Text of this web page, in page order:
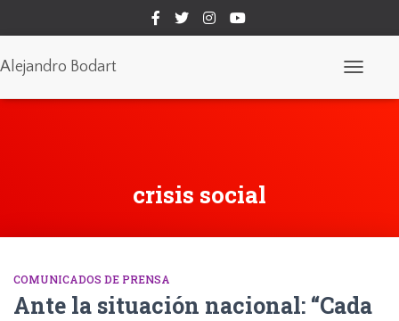
Alejandro Bodart
crisis social
COMUNICADOS DE PRENSA
Ante la situación nacional: “Cada